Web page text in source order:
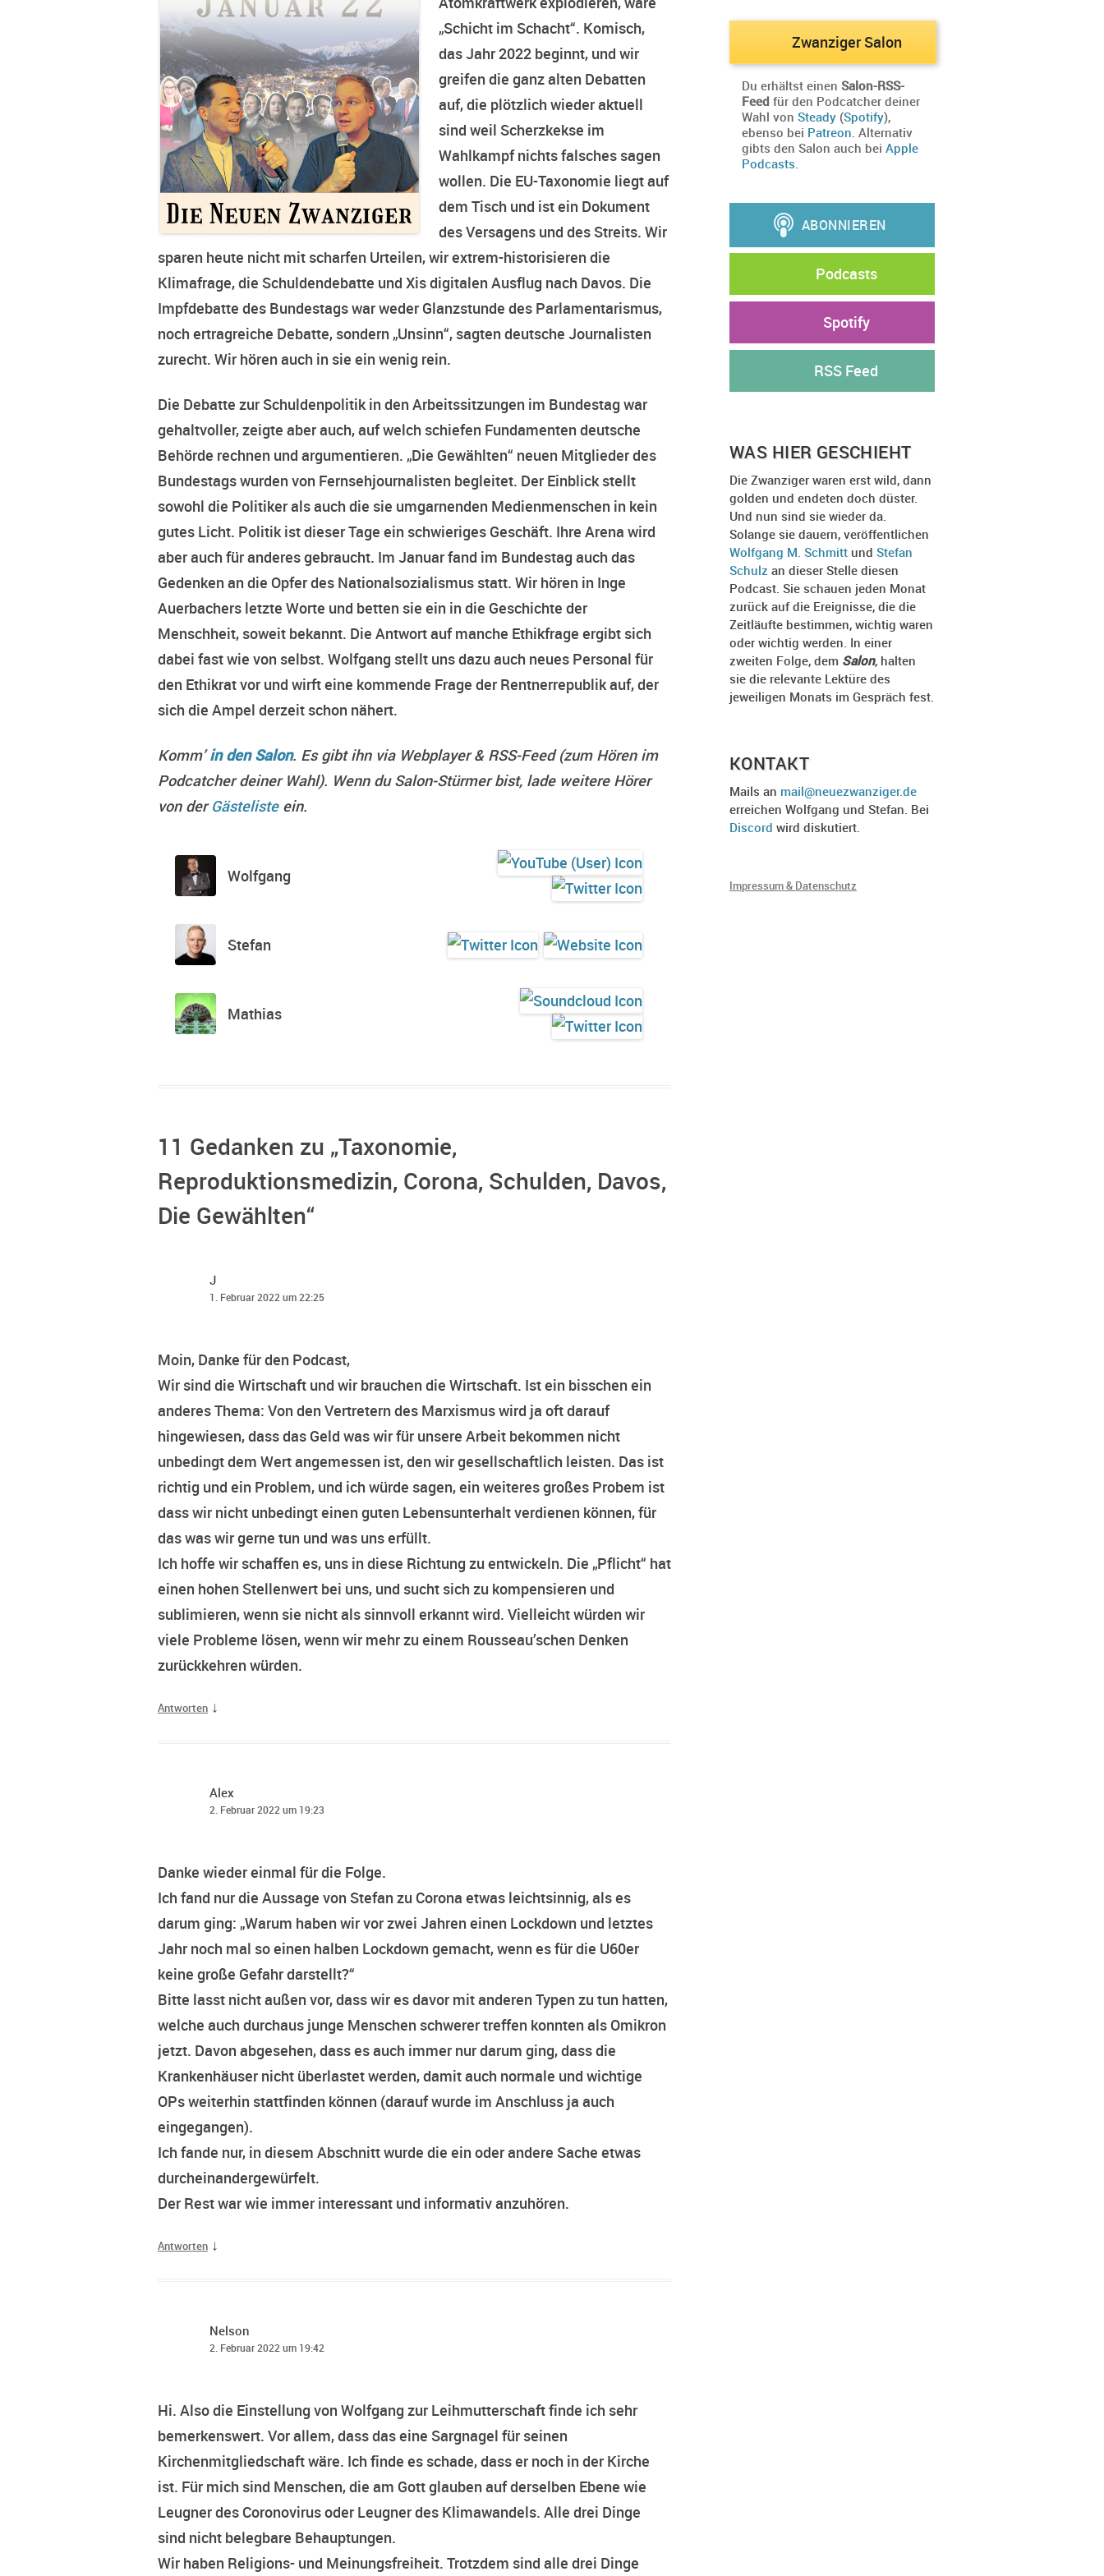
„Schicht im Schacht“. Komisch,
das Jahr 2022 beginnt, und wir
greifen die ganz alten Debatten
auf, die plötzlich wieder aktuell
sind weil Scherzkekse im
Wahlkampf nichts falsches sagen
wollen. Die EU-Taxonomie liegt auf
dem Tisch und ist ein Dokument
des Versagens und des Streits. Wir
sparen heute nicht mit scharfen Urteilen, wir extrem-historisieren die
Klimafrage, die Schuldendebatte und Xis digitalen Ausflug nach Davos. Die
Impfdebatte des Bundestags war weder Glanzstunde des Parlamentarismus,
noch ertragreiche Debatte, sondern „Unsinn“, sagten deutsche Journalisten
zurecht. Wir hören auch in sie ein wenig rein.
Die Debatte zur Schuldenpolitik in den Arbeitssitzungen im Bundestag war
gehaltvoller, zeigte aber auch, auf welch schiefen Fundamenten deutsche
Behörde rechnen und argumentieren. „Die Gewählten“ neuen Mitglieder des
Bundestags wurden von Fernsehjournalisten begleitet. Der Einblick stellt
sowohl die Politiker als auch die sie umgarnenden Medienmenschen in kein
gutes Licht. Politik ist dieser Tage ein schwieriges Geschäft. Ihre Arena wird
aber auch für anderes gebraucht. Im Januar fand im Bundestag auch das
Gedenken an die Opfer des Nationalsozialismus statt. Wir hören in Inge
Auerbachers letzte Worte und betten sie ein in die Geschichte der
Menschheit, soweit bekannt. Die Antwort auf manche Ethikfrage ergibt sich
dabei fast wie von selbst. Wolfgang stellt uns dazu auch neues Personal für
den Ethikrat vor und wirft eine kommende Frage der Rentnerrepublik auf, der
sich die Ampel derzeit schon nähert.
Komm’in den Salon. Es gibt ihn via Webplayer & RSS-Feed (zum Hören im
Podcatcher deiner Wahl). Wenn du Salon-Stürmer bist, lade weitere Hörer
von derGästelisteein.
Wolfgang
Stefan
Mathias
11 Gedanken zu „Taxonomie,
Reproduktionsmedizin, Corona, Schulden, Davos,
Die Gewählten“
J
1. Februar 2022 um 22:25
Moin, Danke für den Podcast,
Wir sind die Wirtschaft und wir brauchen die Wirtschaft. Ist ein bisschen ein
anderes Thema: Von den Vertretern des Marxismus wird ja oft darauf
hingewiesen, dass das Geld was wir für unsere Arbeit bekommen nicht
unbedingt dem Wert angemessen ist, den wir gesellschaftlich leisten. Das ist
richtig und ein Problem, und ich würde sagen, ein weiteres großes Probem ist
dass wir nicht unbedingt einen guten Lebensunterhalt verdienen können, für
das was wir gerne tun und was uns erfüllt.
Ich hoffe wir schaffen es, uns in diese Richtung zu entwickeln. Die „Pflicht“ hat
einen hohen Stellenwert bei uns, und sucht sich zu kompensieren und
sublimieren, wenn sie nicht als sinnvoll erkannt wird. Vielleicht würden wir
viele Probleme lösen, wenn wir mehr zu einem Rousseau’schen Denken
zurückkehren würden.
Antworten ↓
Alex
2. Februar 2022 um 19:23
Danke wieder einmal für die Folge.
Ich fand nur die Aussage von Stefan zu Corona etwas leichtsinnig, als es
darum ging: „Warum haben wir vor zwei Jahren einen Lockdown und letztes
Jahr noch mal so einen halben Lockdown gemacht, wenn es für die U60er
keine große Gefahr darstellt?“
Bitte lasst nicht außen vor, dass wir es davor mit anderen Typen zu tun hatten,
welche auch durchaus junge Menschen schwerer treffen konnten als Omikron
jetzt. Davon abgesehen, dass es auch immer nur darum ging, dass die
Krankenhäuser nicht überlastet werden, damit auch normale und wichtige
OPs weiterhin stattfinden können (darauf wurde im Anschluss ja auch
eingegangen).
Ich fande nur, in diesem Abschnitt wurde die ein oder andere Sache etwas
durcheinandergewürfelt.
Der Rest war wie immer interessant und informativ anzuhören.
Antworten ↓
Nelson
2. Februar 2022 um 19:42
Hi. Also die Einstellung von Wolfgang zur Leihmutterschaft finde ich sehr
bemerkenswert. Vor allem, dass das eine Sargnagel für seinen
Kirchenmitgliedschaft wäre. Ich finde es schade, dass er noch in der Kirche
ist. Für mich sind Menschen, die am Gott glauben auf derselben Ebene wie
Leugner des Coronovirus oder Leugner des Klimawandels. Alle drei Dinge
sind nicht belegbare Behauptungen.
Wir haben Religions- und Meinungsfreiheit. Trotzdem sind alle drei Dinge
Zwanziger Salon
Du erhältst einen Salon-RSS-
Feed für den Podcatcher deiner
Wahl von Steady (Spotify),
ebenso bei Patreon . Alternativ
gibts den Salon auch bei Apple
Podcasts
Podcasts
Spotify
RSS Feed
WAS HIER GESCHIEHT
Die Zwanziger waren erst wild, dann
golden und endeten doch düster.
Und nun sind sie wieder da.
Solange sie dauern, veröffentlichen
Wolfgang M. Schmitt und Stefan
Schulz an dieser Stelle diesen
Podcast. Sie schauen jeden Monat
zurück auf die Ereignisse, die die
Zeitläufte bestimmen, wichtig waren
oder wichtig werden. In einer
zweiten Folge, dem Salon, halten
sie die relevante Lektüre des
jeweiligen Monats im Gespräch fest.
KONTAKT
Mails an mail@neuezwanziger.de
erreichen Wolfgang und Stefan. Bei
Discord wird diskutiert.
Impressum & Datenschutz